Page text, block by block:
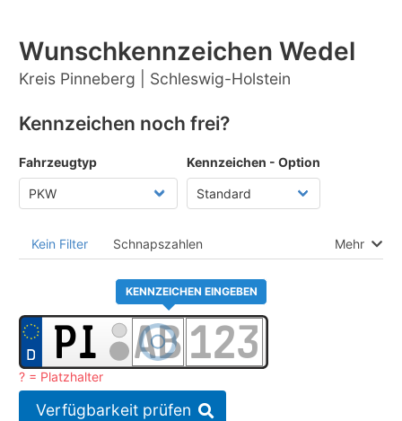
Wunschkennzeichen Wedel
Kreis Pinneberg | Schleswig-Holstein
Kennzeichen noch frei?
Fahrzeugtyp Kennzeichen - Option
Kein Filter Schnapszahlen Mehr
KENNZEICHEN EINGEBEN
? = Platzhalter
Verfügbarkeit prüfen